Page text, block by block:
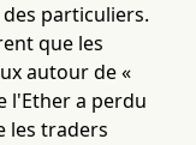
particuliers.
que les
autour de «
l'Ether a perdu
les traders